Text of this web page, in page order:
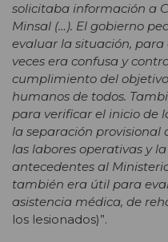
solicitaba información a
Minsal (…). El gobierno
evaluar la situación,
veces era confusa y
cumplimiento del
humanos de todos.
para verificar el inicio de
la separación
las labores operativas y
antecedentes al
también era útil para
asistencia médica, de
los lesionados)”.